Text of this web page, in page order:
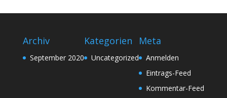
Archiv
September 2020
Kategorien
Uncategorized
Meta
Anmelden
Eintrags-Feed
Kommentar-Feed